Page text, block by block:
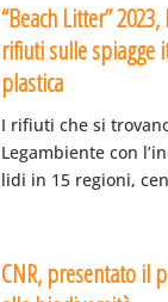
“Beach Litter”
rifiuti sulle spiagge
plastica
I rifiuti che si
Legambiente con
lidi in 15 regioni,
CNR, presentato il